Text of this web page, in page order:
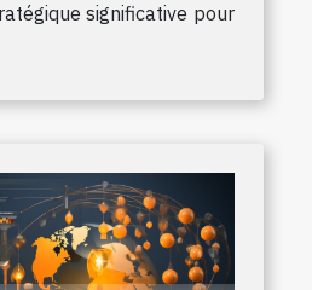
significative pour